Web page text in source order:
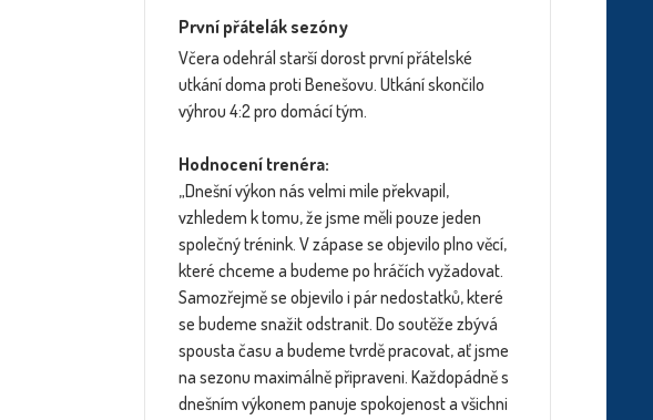
První přátelák sezóny
Včera odehrál starší dorost první přátelské
utkání doma proti Benešovu. Utkání skončilo
výhrou 4:2 pro domácí tým.
Hodnocení trenéra:
„Dnešní výkon nás velmi mile překvapil,
vzhledem k tomu, že jsme měli pouze jeden
společný trénink. V zápase se objevilo plno věcí,
které chceme a budeme po hráčích vyžadovat.
Samozřejmě se objevilo i pár nedostatků, které
se budeme snažit odstranit. Do soutěže zbývá
spousta času a budeme tvrdě pracovat, ať jsme
na sezonu maximálně připraveni. Každopádně s
dnešním výkonem panuje spokojenost a všichni